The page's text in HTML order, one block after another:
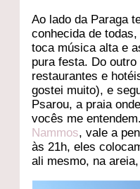
Ao lado da Paraga
conhecida de
toca música alta e
pura festa. Do
restaurantes e
gostei muito), e
Psarou, a praia
vocês me
Nammos, vale a
às 21h, eles
ali mesmo, na